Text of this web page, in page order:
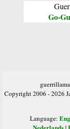
Go-
Copyright 2006 - 2026
Language:
Nederlands